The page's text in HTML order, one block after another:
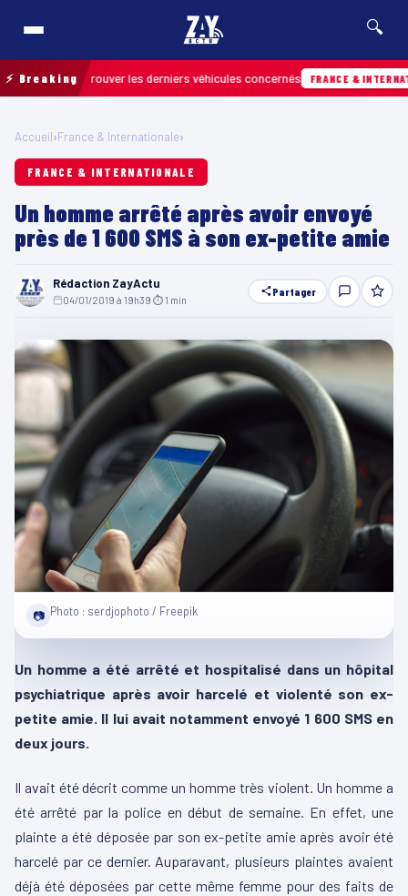
🔍
⚡ Breaking
pour retrouver les derniers véhicules concernés FRANCE &
Accueil›France & Internationale›
FRANCE & INTERNATIONALE
Un homme arrêté après avoir envoyé
près de 1 600 SMS à son ex-petite amie
Rédaction ZayActu
04/01/2019 à 19h39 ⏱ 1 min
Partager
📷 Photo : serdjophoto / Freepik
Un homme a été arrêté et hospitalisé dans un hôpital
psychiatrique après avoir harcelé et violenté son ex-
petite amie. Il lui avait notamment envoyé 1 600 SMS en
deux jours.
Il avait été décrit comme un homme très violent. Un homme a
été arrêté par la police en début de semaine. En effet, une
plainte a été déposée par son ex-petite amie après avoir été
harcelé par ce dernier. Auparavant, plusieurs plaintes avaient
déjà été déposées par cette même femme pour des faits de